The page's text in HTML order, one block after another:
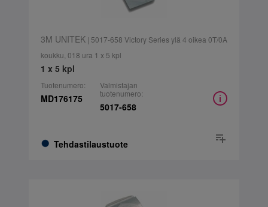
3M UNITEK| 5017-658 Victory Series ylä 4 oikea 0T/0A
koukku, 018 ura 1 x 5 kpl
1 x 5 kpl
Tuotenumero:
MD176175
Tehdastilaustuote
Valmistajan
tuotenumero:
5017-658